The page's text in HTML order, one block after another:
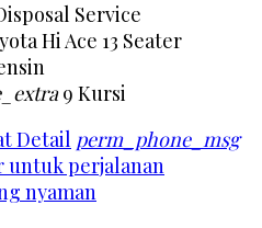
Service
Hi Ace 13 Seater
9 Kursi
Detail perm_phone_msg